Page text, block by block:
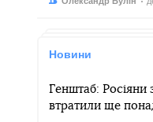
Новини
Генштаб: Росіяни
втратили ще